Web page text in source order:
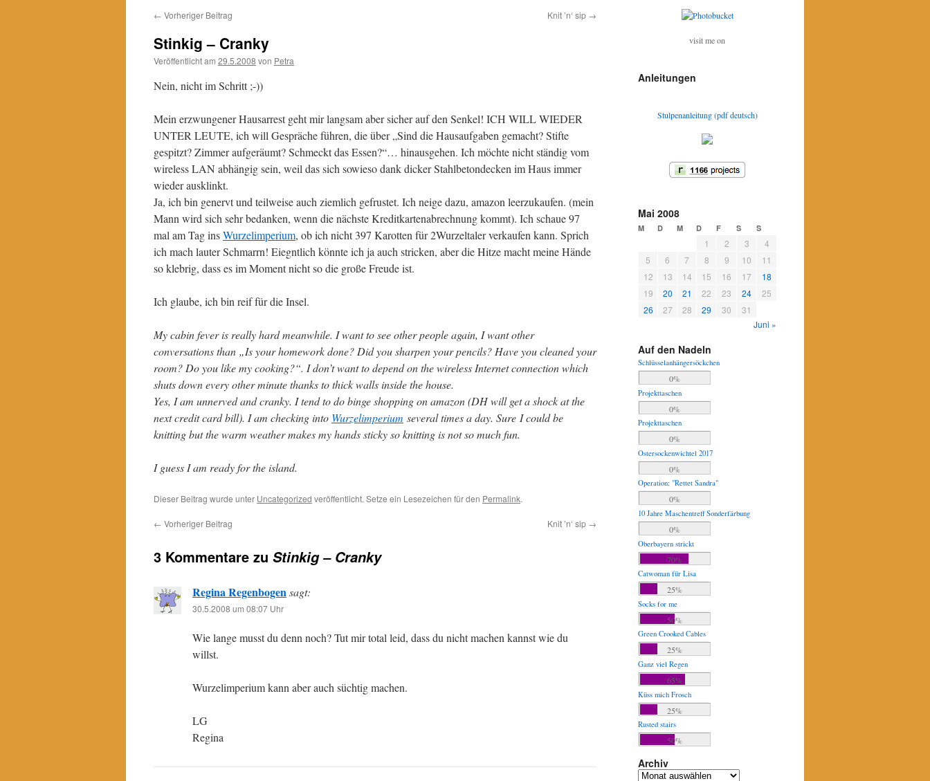
← Vorheriger Beitrag Knit ’n‘ sip →
Stinkig – Cranky
Veröffentlicht am 29.5.2008 von Petra
Nein, nicht im Schritt ;-))
Mein erzwungener Hausarrest geht mir langsam aber sicher auf den Senkel! ICH WILL WIEDER
UNTER LEUTE, ich will Gespräche führen, die über „Sind die Hausaufgaben gemacht? Stifte
gespitzt? Zimmer aufgeräumt? Schmeckt das Essen?“… hinausgehen. Ich möchte nicht ständig vom
wireless LAN abhängig sein, weil das sich sowieso dank dicker Stahlbetondecken im Haus immer
wieder ausklinkt.
Ja, ich bin genervt und teilweise auch ziemlich gefrustet. Ich neige dazu, amazon leerzukaufen. (mein
Mann wird sich sehr bedanken, wenn die nächste Kreditkartenabrechnung kommt). Ich schaue 97
mal am Tag insWurzelimperium, ob ich nicht 397 Karotten für 2Wurzeltaler verkaufen kann. Sprich
ich mach lauter Schmarrn! Eiegntlich könnte ich ja auch stricken, aber die Hitze macht meine Hände
so klebrig, dass es im Moment nicht so die große Freude ist.
Ich glaube, ich bin reif für die Insel.
My cabin fever is really hard meanwhile. I want to see other people again, I want other
conversations than „Is your homework done? Did you sharpen your pencils? Have you cleaned your
room? Do you like my cooking?“. I don’t want to depend on the wireless Internet connection which
shuts down every other minute thanks to thick walls inside the house.
Yes, I am unnerved and cranky. I tend to do binge shopping on amazon (DH will get a shock at the
next credit card bill). I am checking into Wurzelimperium several times a day. Sure I could be
knitting but the warm weather makes my hands sticky so knitting is not so much fun.
I guess I am ready for the island.
Dieser Beitrag wurde unter Uncategorized veröffentlicht. Setze ein Lesezeichen für den Permalink.
← Vorheriger Beitrag Knit ’n‘ sip →
3 Kommentare zu Stinkig – Cranky
Regina Regenbogensagt:
30.5.2008 um 08:07 Uhr
Wie lange musst du denn noch? Tut mir total leid, dass du nicht machen kannst wie du
willst.
Wurzelimperium kann aber auch süchtig machen.
LG
Regina
visit me on
Anleitungen
Stulpenanleitung (pdf deutsch)
Mai 2008
M D M D F S S
1 2 3
4
5
6 7 8 9 10
11
12
13 14 15 16 17
18
19
20 21 22 23 24
25
26
27 28 29 30
31
Juni »
Auf den Nadeln
Schlüsselanhängersöckchen
0%
Projekttaschen
0%
Projekttaschen
0%
Ostersockenwichtel 2017
0%
Operation: "Rettet Sandra"
0%
10 Jahre Maschentreff Sonderfärbung
0%
Oberbayern strickt
70%
Catwoman für Lisa
25%
Socks for me
50%
Green Crooked Cables
25%
Ganz viel Regen
65%
Küss mich Frosch
25%
Rusted stairs
50%
Archiv
Archiv